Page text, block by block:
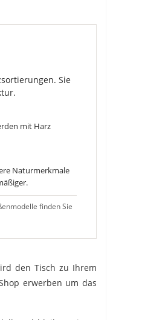
Sie
mit Harz
Naturmerkmale
finden Sie
den Tisch zu Ihrem
erwerben um das